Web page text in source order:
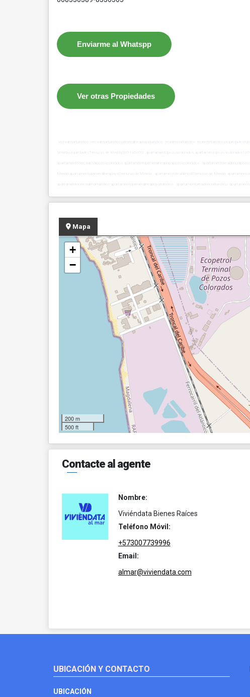
Enviarme al Whatspp
Ver otras Propiedades
Mapa
+
−
200 m
500 ft
Contacte al agente
Nombre:
Viviéndata Bienes Raíces
Teléfono Móvil:
+573007739996
Email:
almar@viviendata.com
UBICACIÓN Y CONTACTO
UBICACIÓN